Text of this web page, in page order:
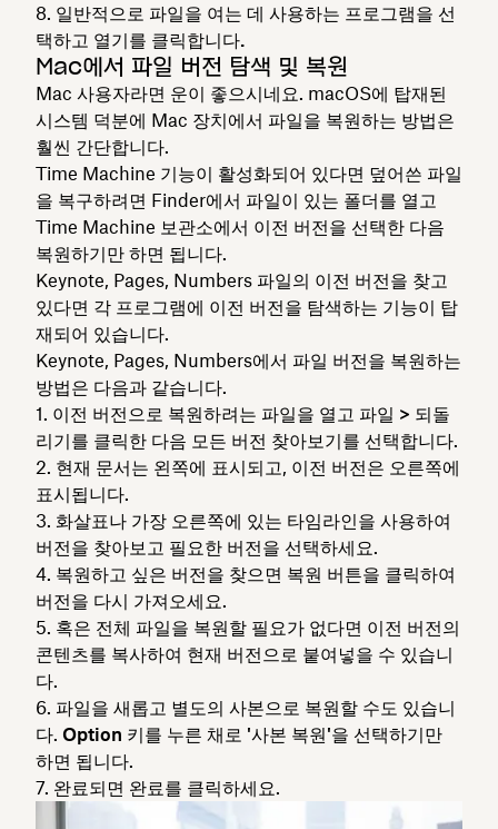
일반적으로 파일을 여는 데 사용하는 프로그램을 선
택하고 열기를 클릭합니다.
Mac에서 파일 버전 탐색 및 복원
Mac 사용자라면 운이 좋으시네요. macOS에 탑재된
시스템 덕분에 Mac 장치에서 파일을 복원하는 방법은
훨씬 간단합니다.
Time Machine 기능이 활성화되어 있다면 덮어쓴 파일
을 복구하려면 Finder에서 파일이 있는 폴더를 열고
Time Machine 보관소에서 이전 버전을 선택한 다음
복원하기만 하면 됩니다.
Keynote, Pages, Numbers 파일의 이전 버전을 찾고
있다면 각 프로그램에 이전 버전을 탐색하는 기능이 탑
재되어 있습니다.
Keynote, Pages, Numbers에서 파일 버전을 복원하는
방법은 다음과 같습니다.
이전 버전으로 복원하려는 파일을 열고 파일 > 되돌
리기를 클릭한 다음 모든 버전 찾아보기를 선택합니다.
현재 문서는 왼쪽에 표시되고, 이전 버전은 오른쪽에
표시됩니다.
화살표나 가장 오른쪽에 있는 타임라인을 사용하여
버전을 찾아보고 필요한 버전을 선택하세요.
복원하고 싶은 버전을 찾으면 복원 버튼을 클릭하여
버전을 다시 가져오세요.
혹은 전체 파일을 복원할 필요가 없다면 이전 버전의
콘텐츠를 복사하여 현재 버전으로 붙여넣을 수 있습니
다.
파일을 새롭고 별도의 사본으로 복원할 수도 있습니
다. Option 키를 누른 채로 '사본 복원'을 선택하기만
하면 됩니다.
완료되면 완료를 클릭하세요.